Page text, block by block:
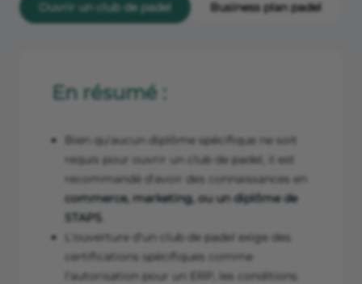
Ouvrir un club de padel Business plan padel
En résumé :
Bien qu'aucun diplôme spécifique ne soit
requis pour ouvrir un club de padel, il est
recommandé d'avoir des connaissances en
commerce, marketing, ou un diplôme de
STAPS
L'ouverture d'un club de padel exige des
certifications spécifiques comme
l'autorisation pour un ERP, les conditions